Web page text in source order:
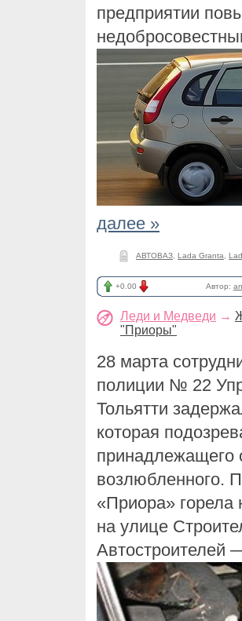
предприятии
далее »
АВТОВАЗ Lada Granta
+0.00 Автор:
Леди и Медведи →
"Приоры"
28 марта
полиции № 22
Тольятти
которая
принадлежащего
возлюбленного.
«Приора»
на улице
Автостроителей